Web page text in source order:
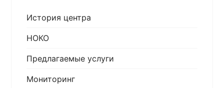
История центра
НОКО
Предлагаемые услуги
Мониторинг